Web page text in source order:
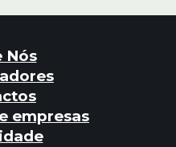
Nós
empresas